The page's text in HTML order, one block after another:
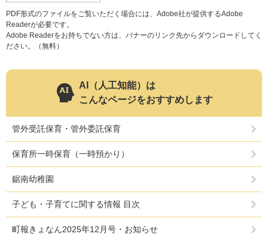
PDF形式のファイルをご覧いただく場合には、Adobe社が提供するAdobe
Readerが必要です。
Adobe Readerをお持ちでない方は、バナーのリンク先からダウンロードしてく
ださい。（無料）
AI（人工知能）は
こんなページをおすすめします
管外受託保育・管外委託保育
保育所一時保育（一時預かり）
鋸南幼稚園
子ども・子育てに関する情報 目次
町報きょなん2025年12月号・お知らせ